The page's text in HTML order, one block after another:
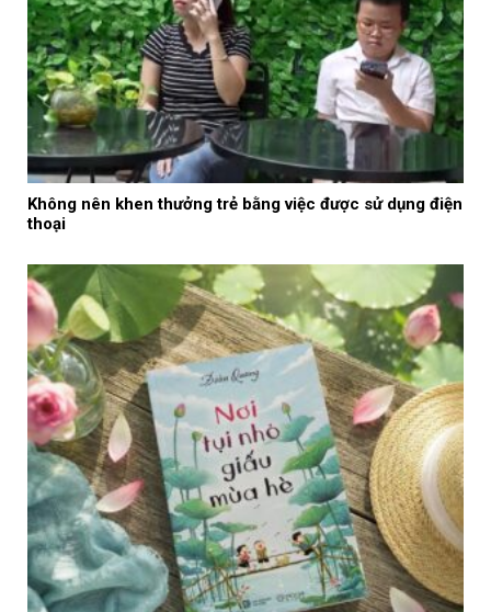
Không nên khen thưởng trẻ bằng việc được sử dụng điện
thoại